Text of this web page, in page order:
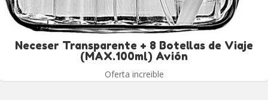
Neceser Transparente + 8 Botellas de Viaje
(MAX.100ml) Avión
Oferta increible